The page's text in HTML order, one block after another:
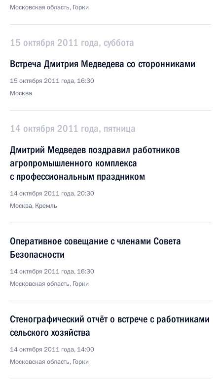
Московская область, Горки
15 октября 2011 года, суббота
Встреча Дмитрия Медведева со сторонниками
15 октября 2011 года, 16:30
Москва
14 октября 2011 года, пятница
Дмитрий Медведев поздравил работников
агропромышленного комплекса
с профессиональным праздником
14 октября 2011 года, 20:30
Москва, Кремль
Оперативное совещание с членами Совета
Безопасности
14 октября 2011 года, 16:30
Московская область, Горки
Стенографический отчёт о встрече с работниками
сельского хозяйства
14 октября 2011 года, 14:00
Московская область, Горки